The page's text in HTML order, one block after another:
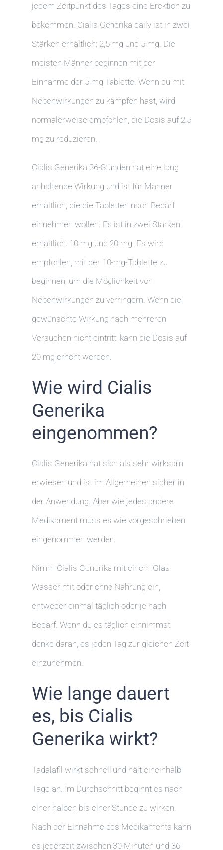
jedem Zeitpunkt des Tages eine Erektion zu
bekommen. Cialis Generika daily ist in zwei
Stärken erhältlich: 2,5 mg und 5 mg. Die
meisten Männer beginnen mit der
Einnahme der 5 mg Tablette. Wenn du mit
Nebenwirkungen zu kämpfen hast, wird
normalerweise empfohlen, die Dosis auf 2,5
mg zu reduzieren.
Cialis Generika 36-Stunden hat eine lang
anhaltende Wirkung und ist für Männer
erhältlich, die die Tabletten nach Bedarf
einnehmen wollen. Es ist in zwei Stärken
erhältlich: 10 mg und 20 mg. Es wird
empfohlen, mit der 10-mg-Tablette zu
beginnen, um die Möglichkeit von
Nebenwirkungen zu verringern. Wenn die
gewünschte Wirkung nach mehreren
Versuchen nicht eintritt, kann die Dosis auf
20 mg erhöht werden.
Wie wird Cialis
Generika
eingenommen?
Cialis Generika hat sich als sehr wirksam
erwiesen und ist im Allgemeinen sicher in
der Anwendung. Aber wie jedes andere
Medikament muss es wie vorgeschrieben
eingenommen werden.
Nimm Cialis Generika mit einem Glas
Wasser mit oder ohne Nahrung ein,
entweder einmal täglich oder je nach
Bedarf. Wenn du es täglich einnimmst,
denke daran, es jeden Tag zur gleichen Zeit
einzunehmen.
Wie lange dauert
es, bis Cialis
Generika wirkt?
Tadalafil wirkt schnell und hält eineinhalb
Tage an. Im Durchschnitt beginnt es nach
einer halben bis einer Stunde zu wirken.
Nach der Einnahme des Medikaments kann
es jederzeit zwischen 30 Minuten und 36